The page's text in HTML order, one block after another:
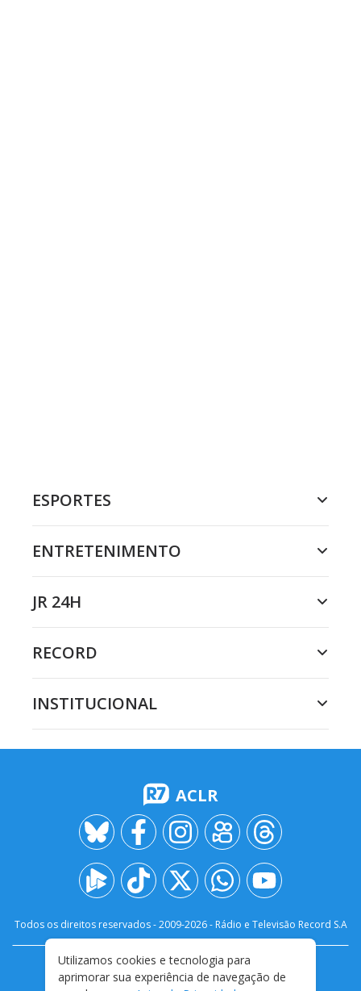
ESPORTES
ENTRETENIMENTO
JR 24H
RECORD
INSTITUCIONAL
ACLR
Todos os direitos reservados - 2009-2026- Rádio e Televisão Record S.A
FALE CONOSCO
PRIVACIDADE
Utilizamos cookies e tecnologia para
aprimorar sua experiência de navegação de